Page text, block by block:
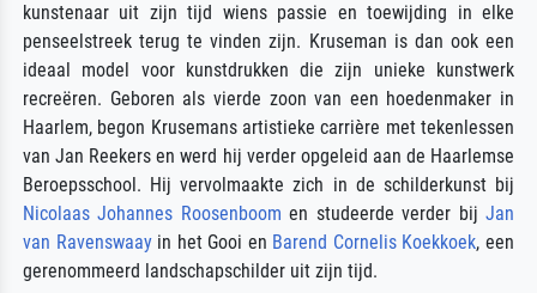
kunstenaar uit zijn tijd wiens passie en toewijding in elke
penseelstreek terug te vinden zijn. Kruseman is dan ook een
ideaal model voor kunstdrukken die zijn unieke kunstwerk
recreëren. Geboren als vierde zoon van een hoedenmaker in
Haarlem, begon Krusemans artistieke carrière met tekenlessen
van Jan Reekers en werd hij verder opgeleid aan de Haarlemse
Beroepsschool. Hij vervolmaakte zich in de schilderkunst bij
Nicolaas Johannes Roosenboom en studeerde verder bijJan
van Ravenswaayin het Gooi en Barend Cornelis Koekkoek, een
gerenommeerd landschapschilder uit zijn tijd.